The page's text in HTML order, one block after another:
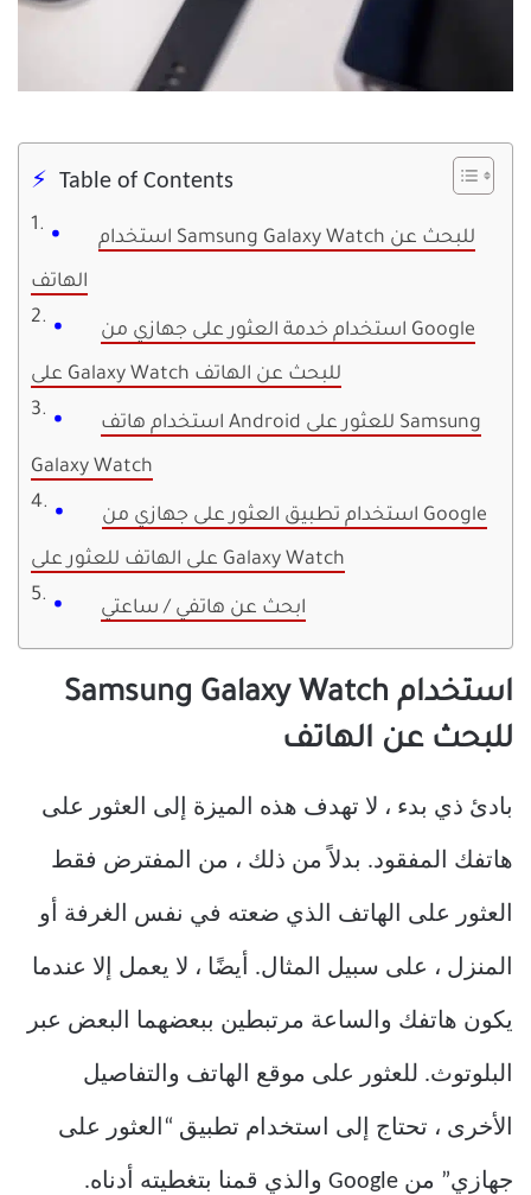
Table of Contents
استخدام Samsung Galaxy Watch للبحث عن
الهاتف
استخدام خدمة العثور على جهازي من Google
على Galaxy Watch للبحث عن الهاتف
استخدام هاتف Android للعثور على Samsung
Galaxy Watch
استخدام تطبيق العثور على جهازي من Google
على الهاتف للعثور على Galaxy Watch
ابحث عن هاتفي / ساعتي
استخدام Samsung Galaxy Watch
للبحث عن الهاتف
بادئ ذي بدء ، لا تهدف هذه الميزة إلى العثور على
هاتفك المفقود. بدلاً من ذلك ، من المفترض فقط
العثور على الهاتف الذي ضعته في نفس الغرفة أو
المنزل ، على سبيل المثال. أيضًا ، لا يعمل إلا عندما
يكون هاتفك والساعة مرتبطين ببعضهما البعض عبر
البلوتوث. للعثور على موقع الهاتف والتفاصيل
الأخرى ، تحتاج إلى استخدام تطبيق “العثور على
جهازي” من Google والذي قمنا بتغطيته أدناه.